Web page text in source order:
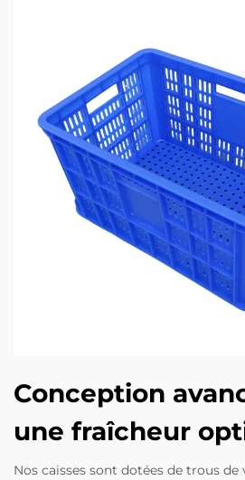
Conception
une fraîcheur
Nos caisses sont dotées de trous